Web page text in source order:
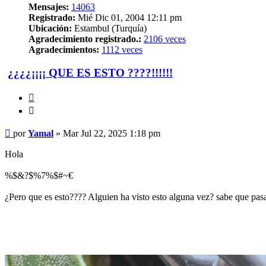
Mensajes: 14063
Registrado: Mié Dic 01, 2004 12:11 pm
Ubicación: Estambul (Turquía)
Agradecimiento registrado.: 2106 veces
Agradecimientos: 1112 veces
¿¿¿¿¡¡¡¡ QUE ES ESTO ????!!!!!!
Mensaje
porYamal » Mar Jul 22, 2025 1:18 pm
Hola
%$&?$%7%$#~€
¿Pero que es esto???? Alguien ha visto esto alguna vez? sabe que